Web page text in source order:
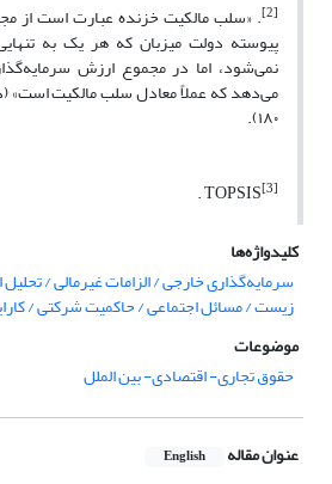
[2]. «سلب مالکیت خزنده عبارت است از
پیوسته دولت میزبان که هر یک به
نمیشود، اما در مجموع ارزش سرمایه
می
۱۸۰).
[3]
. TOPSIS
کلیدواژه‌ها
سرمایه‌گذاری خارجی / الزامات غیرمالی /
زیست / مسائل اجتماعی / حاکمیت شرکتی /
موضوعات
حقوق تجاری- اقتصادی- بین الملل
عنوان مقاله English